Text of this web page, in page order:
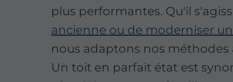
plus performantes. Qu'il
ancienne ou de moderniser
nous adaptons nos méthodes
Un toit en parfait état est